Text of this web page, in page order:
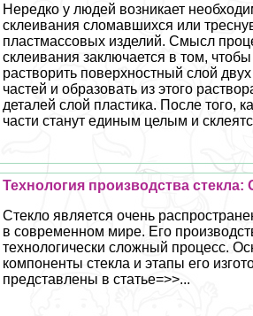
Нередко у людей возникает
склеивания сломавшихся или
пластмассовых изделий. Смысл
склеивания заключается в том, чтобы
растворить поверхностный слой двух
частей и образовать из этого
деталей слой пластика. После того,
части станут единым целым и
Технология производства стекла:
Стекло является очень
в современном мире. Его
технологически сложный процесс.
компоненты стекла и этапы его
представлены в статье=>>...